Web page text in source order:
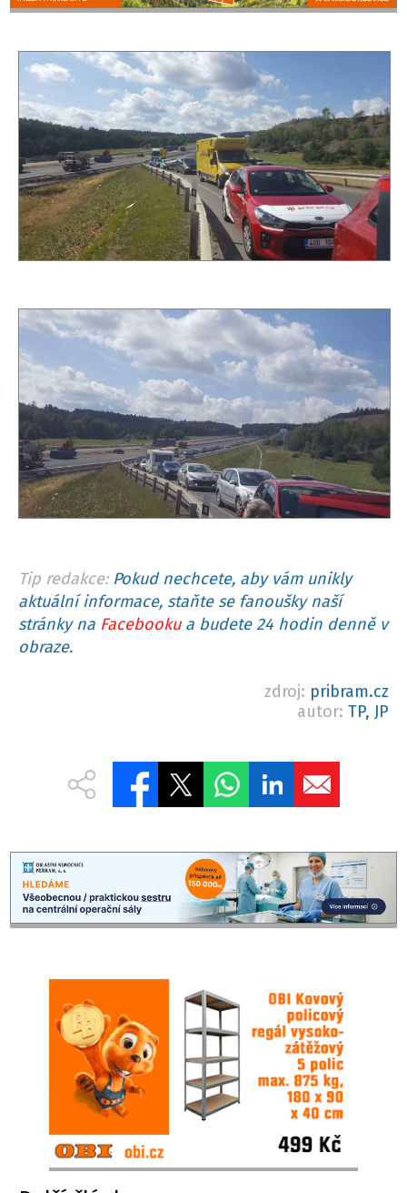
Tip redakce: Pokud nechcete, aby vám unikly
aktuální informace, staňte se fanoušky naší
stránky na Facebookua budete 24 hodin denně v
obraze.
zdroj: pribram.cz
autor: TP, JP